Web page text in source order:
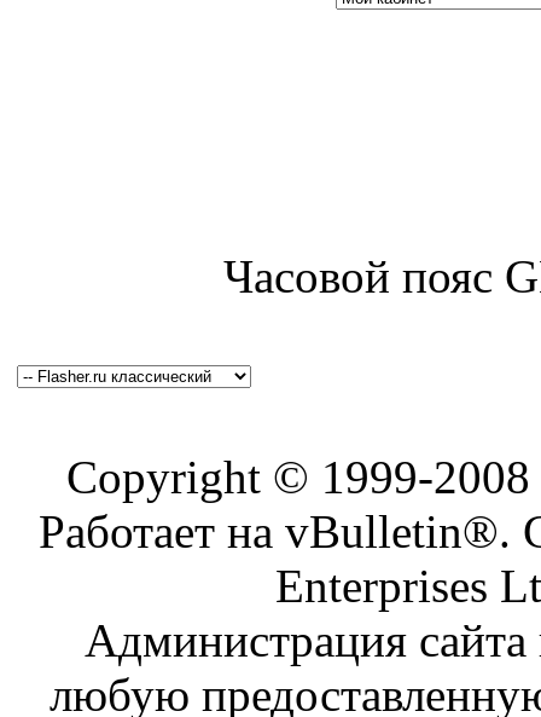
Часовой пояс
Copyright © 1999-2008
Работает на vBulletin®.
Enterprises
Администрация сайта
любую